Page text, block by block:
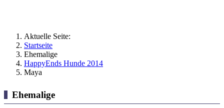
Aktuelle Seite:
Startseite
Ehemalige
HappyEnds Hunde 2014
Maya
Ehemalige